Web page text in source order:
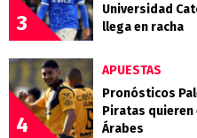
3
Universidad
llega en racha
4
APUESTAS
Pronósticos
Piratas
Árabes